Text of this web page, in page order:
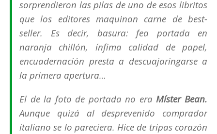
sorprendieron las pilas de uno de esos libritos
que los editores maquinan carne de best-
seller. Es decir, basura: fea portada en
naranja chillón, ínfima calidad de papel,
encuadernación presta a descuajaringarse a
la primera apertura…
El de la foto de portada no era Míster Bean.
Aunque quizá al desprevenido comprador
italiano se lo pareciera. Hice de tripas corazón